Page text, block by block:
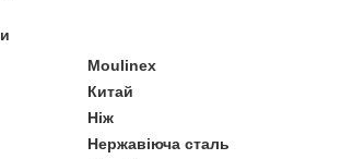
Moulinex
Китай
Ніж
Нержавіюча сталь